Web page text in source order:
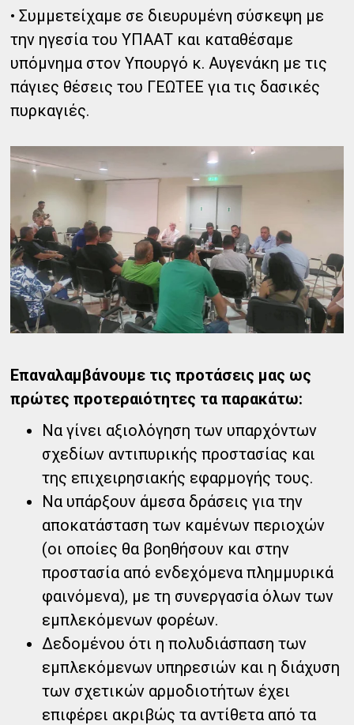
• Συμμετείχαμε σε διευρυμένη σύσκεψη με
την ηγεσία του ΥΠΑΑΤ και καταθέσαμε
υπόμνημα στον Υπουργό κ. Αυγενάκη με τις
πάγιες θέσεις του ΓΕΩΤΕΕ για τις δασικές
πυρκαγιές.
Επαναλαμβάνουμε τις προτάσεις μας ως
πρώτες προτεραιότητες τα παρακάτω:
Να γίνει αξιολόγηση των υπαρχόντων
σχεδίων αντιπυρικής προστασίας και
της επιχειρησιακής εφαρμογής τους.
Να υπάρξουν άμεσα δράσεις για την
αποκατάσταση των καμένων περιοχών
(οι οποίες θα βοηθήσουν και στην
προστασία από ενδεχόμενα πλημμυρικά
φαινόμενα), με τη συνεργασία όλων των
εμπλεκόμενων φορέων.
Δεδομένου ότι η πολυδιάσπαση των
εμπλεκόμενων υπηρεσιών και η διάχυση
των σχετικών αρμοδιοτήτων έχει
επιφέρει ακριβώς τα αντίθετα από τα